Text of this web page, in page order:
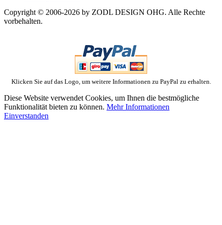
Copyright © 2006-2026 by ZODL DESIGN OHG. Alle Rechte
vorbehalten.
Klicken Sie auf das Logo, um weitere Informationen zu PayPal zu erhalten.
Diese Website verwendet Cookies, um Ihnen die bestmögliche
Funktionalität bieten zu können. Mehr Informationen
Einverstanden